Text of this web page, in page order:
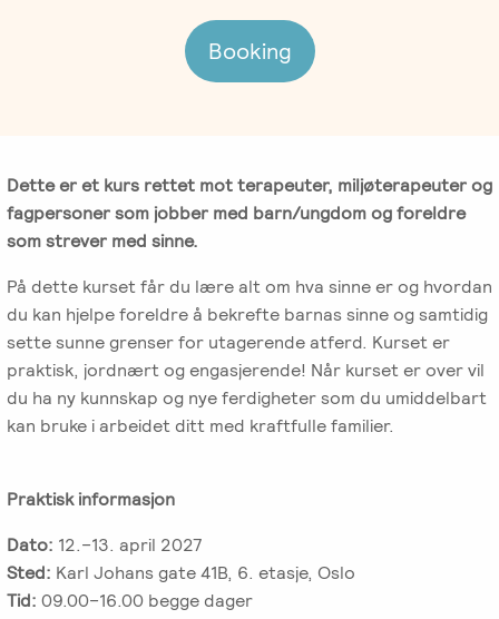
Terapiforberedende
psykologer
og
leger
EFT
-
Videreutdanning
for
terapeuter
-
Videreutdanning
for
terapeuter
Jobb
ved
IPR
Videoer
om
følelser
Psyflix
spørsmål
Emosjonsfokusert
Forskning
Veiledning
i
EFT
Arbeidsrettet
behandling
Adopsjonsrapport
for
Emosjonsfokusert
Terapi
Bli
medlem
i
NIEFT
terapeuter
Norge
Booking
Dette er et kurs rettet mot terapeuter, miljøterapeuter og
fagpersoner som jobber med barn/ungdom og foreldre
som strever med sinne.
På dette kurset får du lære alt om hva sinne er og hvordan
du kan hjelpe foreldre å bekrefte barnas sinne og samtidig
sette sunne grenser for utagerende atferd. Kurset er
praktisk, jordnært og engasjerende! Når kurset er over vil
du ha ny kunnskap og nye ferdigheter som du umiddelbart
kan bruke i arbeidet ditt med kraftfulle familier.
Praktisk informasjon
Dato: 12.–13. april 2027
Sted: Karl Johans gate 41B, 6. etasje, Oslo
Tid: 09.00–16.00 begge dager